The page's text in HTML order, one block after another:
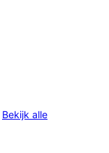
Bekijk alle